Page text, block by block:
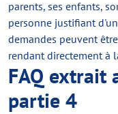
parents, ses enfants,
personne justifiant
demandes peuvent
rendant directement à
FAQ extrait
partie 4